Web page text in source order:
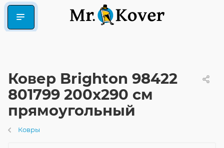
Ковер Brighton 98422
801799 200x290 см
прямоугольный
Ковры